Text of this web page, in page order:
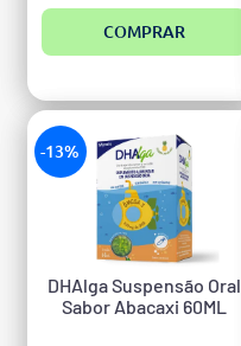
COMPRAR
-13%
DHAlga Suspensão Oral
Sabor Abacaxi 60ML